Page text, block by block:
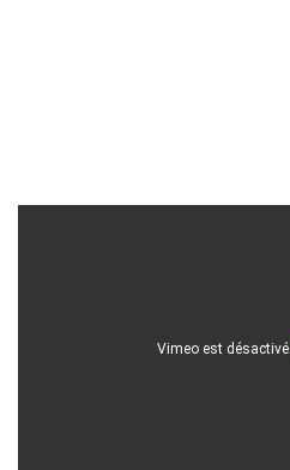
Vimeo est désactivé.